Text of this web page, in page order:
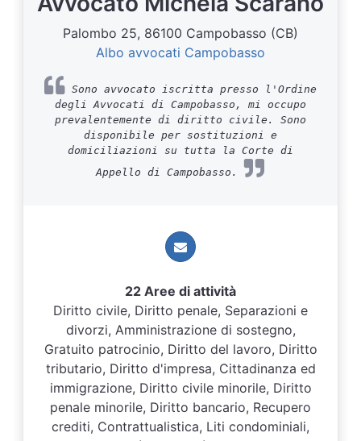
Palombo 25, 86100 Campobasso (CB)
Albo avvocati Campobasso
Sono avvocato iscritta presso l'Ordine
degli Avvocati di Campobasso, mi occupo
prevalentemente di diritto civile. Sono
disponibile per sostituzioni e
domiciliazioni su tutta la Corte di
Appello di Campobasso.
22 Aree di attività
Diritto civile, Diritto penale, Separazioni e
divorzi, Amministrazione di sostegno,
Gratuito patrocinio, Diritto del lavoro, Diritto
tributario, Diritto d'impresa, Cittadinanza ed
immigrazione, Diritto civile minorile, Diritto
penale minorile, Diritto bancario, Recupero
crediti, Contrattualistica, Liti condominiali,